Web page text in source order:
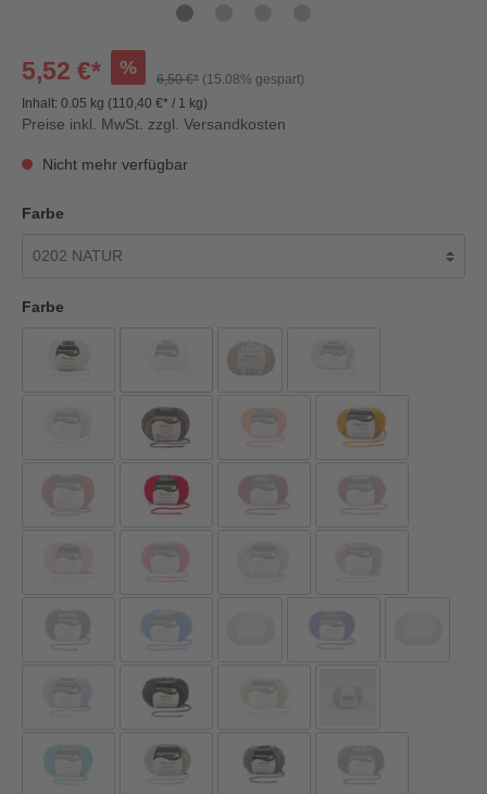
5,52 €* %
6,50 €* (15.08% gespart)
Inhalt: 0.05 kg (110,40 €* / 1 kg)
Preise inkl. MwSt. zzgl. Versandkosten
Nicht mehr verfügbar
Farbe
Farbe